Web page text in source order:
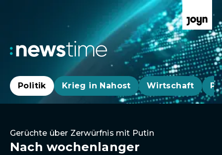
Politik Krieg in Nahost Wirtschaft
Gerüchte über Zerwürfnis mit Putin
Nach wochenlanger